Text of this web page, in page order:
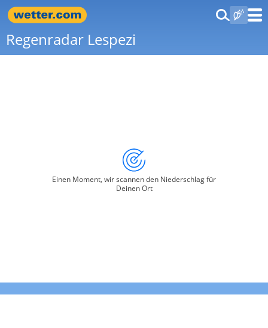
Regenradar Lespezi
Einen Moment, wir scannen den Niederschlag für
Deinen Ort